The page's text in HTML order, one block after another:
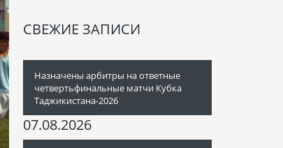
СВЕЖИЕ ЗАПИСИ
Назначены арбитры на ответные
четвертьфинальные матчи Кубка
Таджикистана-2026
07.08.2026